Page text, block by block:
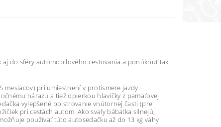
aj do sféry automobilového cestovania a ponúknuť tak
mesiacov) pri umiestnení v protismere jazdy.
nárazu a tiež opierkou hlavičky z pamäťovej
vylepšené polstrovanie vnútornej časti (pre
pri cestách autom. Ako svaly bábätka silnejú,
používať túto autosedačku až do 13 kg váhy